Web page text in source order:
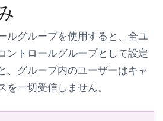
ルグループを使用すると、全ユ
ントロールグループとして設定
、グループ内のユーザーはキャ
を一切受信しません。